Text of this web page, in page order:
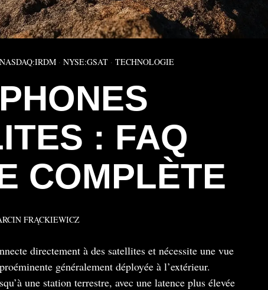
NASDAQ:IRDM · NYSE:GSAT · TECHNOLOGIE
: FAQ
COMPLÈTE
FRĄCKIEWICZ
directement à des satellites et nécessite une vue
généralement déployée à l’extérieur.
une station terrestre, avec une latence plus élevée